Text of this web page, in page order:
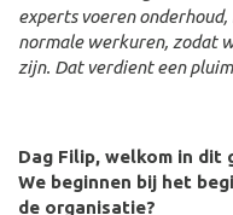
experts voeren
normale werkuren, zodat
zijn. Dat verdient een
Dag Filip, welkom in dit
We beginnen bij het
de organisatie?